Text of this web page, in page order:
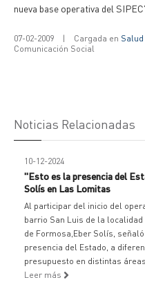
nueva base operativa del
07-02-2009 | Cargada en Salud
Comunicación Social
Noticias Relacionadas
10-12-2024
"Esto es la presencia del
Solís en Las Lomitas
Al participar del inicio del
barrio San Luis de la
de Formosa,Eber Solís,
presencia del Estado, a
presupuesto en distintas
Leer más